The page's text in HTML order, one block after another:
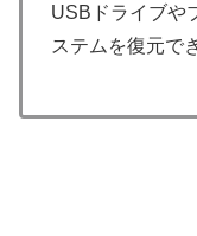
USBドライブや
ステムを復元で